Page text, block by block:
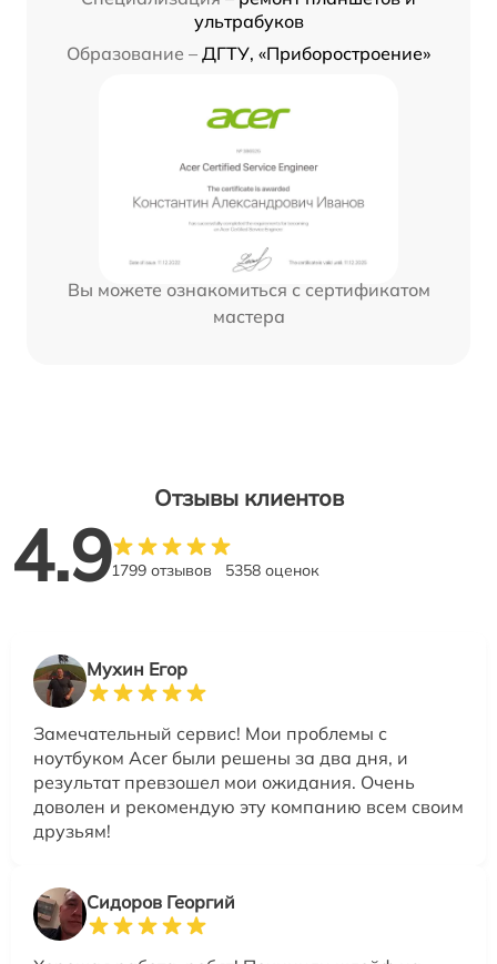
ультрабуков
Образование – ДГТУ, «Приборостроение»
Вы можете ознакомиться с сертификатом
мастера
Отзывы клиентов
4.91799 отзывов 5358 оценок
Мухин Егор
Замечательный сервис! Мои проблемы с
ноутбуком Acer были решены за два дня, и
результат превзошел мои ожидания. Очень
доволен и рекомендую эту компанию всем своим
друзьям!
Сидоров Георгий